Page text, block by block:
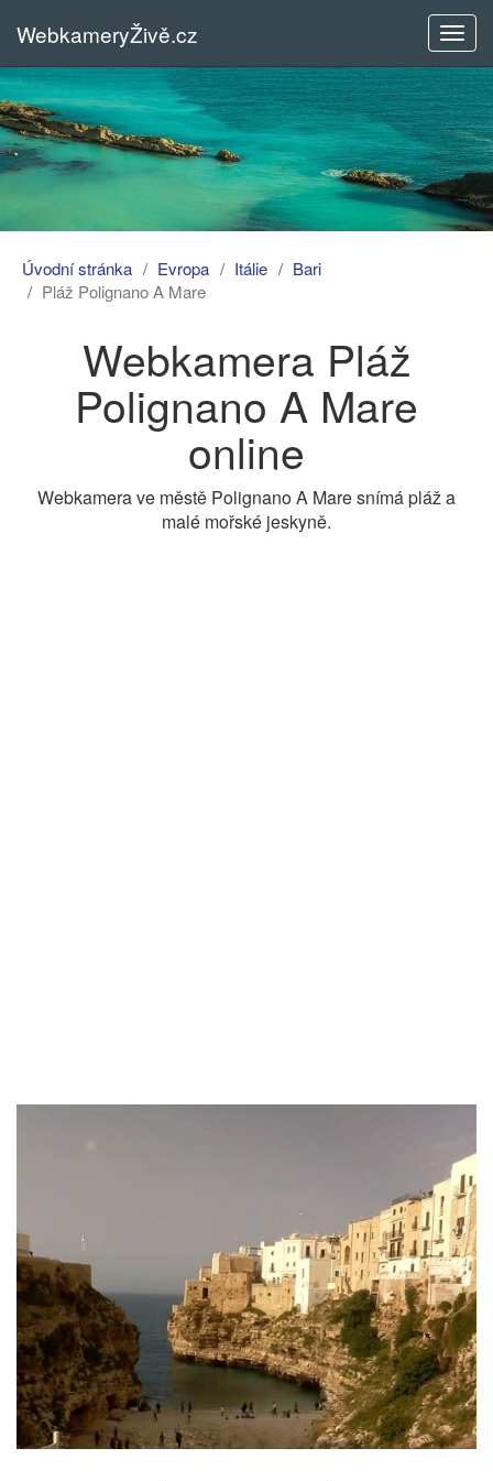
menu
WebkameryŽivě.cz
Úvodní stránka Evropa Itálie
Bari
Pláž Polignano A Mare
Webkamera Pláž
Polignano A Mare
online
Webkamera ve městě Polignano A Mare snímá pláž a
malé mořské jeskyně.